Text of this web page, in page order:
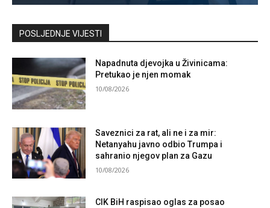
Kontaktirajte nas
POSLJEDNJE VIJESTI
Napadnuta djevojka u Živinicama:
Pretukao je njen momak
10/08/2026
Saveznici za rat, ali ne i za mir:
Netanyahu javno odbio Trumpa i
sahranio njegov plan za Gazu
10/08/2026
CIK BiH raspisao oglas za posao